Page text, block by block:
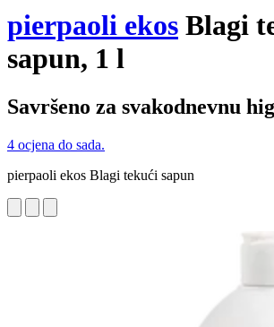
pierpaoli ekos Blagi
sapun, 1 l
Savršeno za svakodnevnu
4 ocjena do sada.
pierpaoli ekos Blagi tekući sapun